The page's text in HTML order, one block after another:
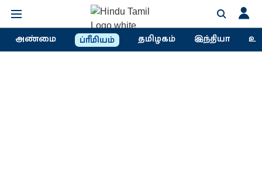
அண்மை ப்ரீமியம் தமிழகம் இந்தியா